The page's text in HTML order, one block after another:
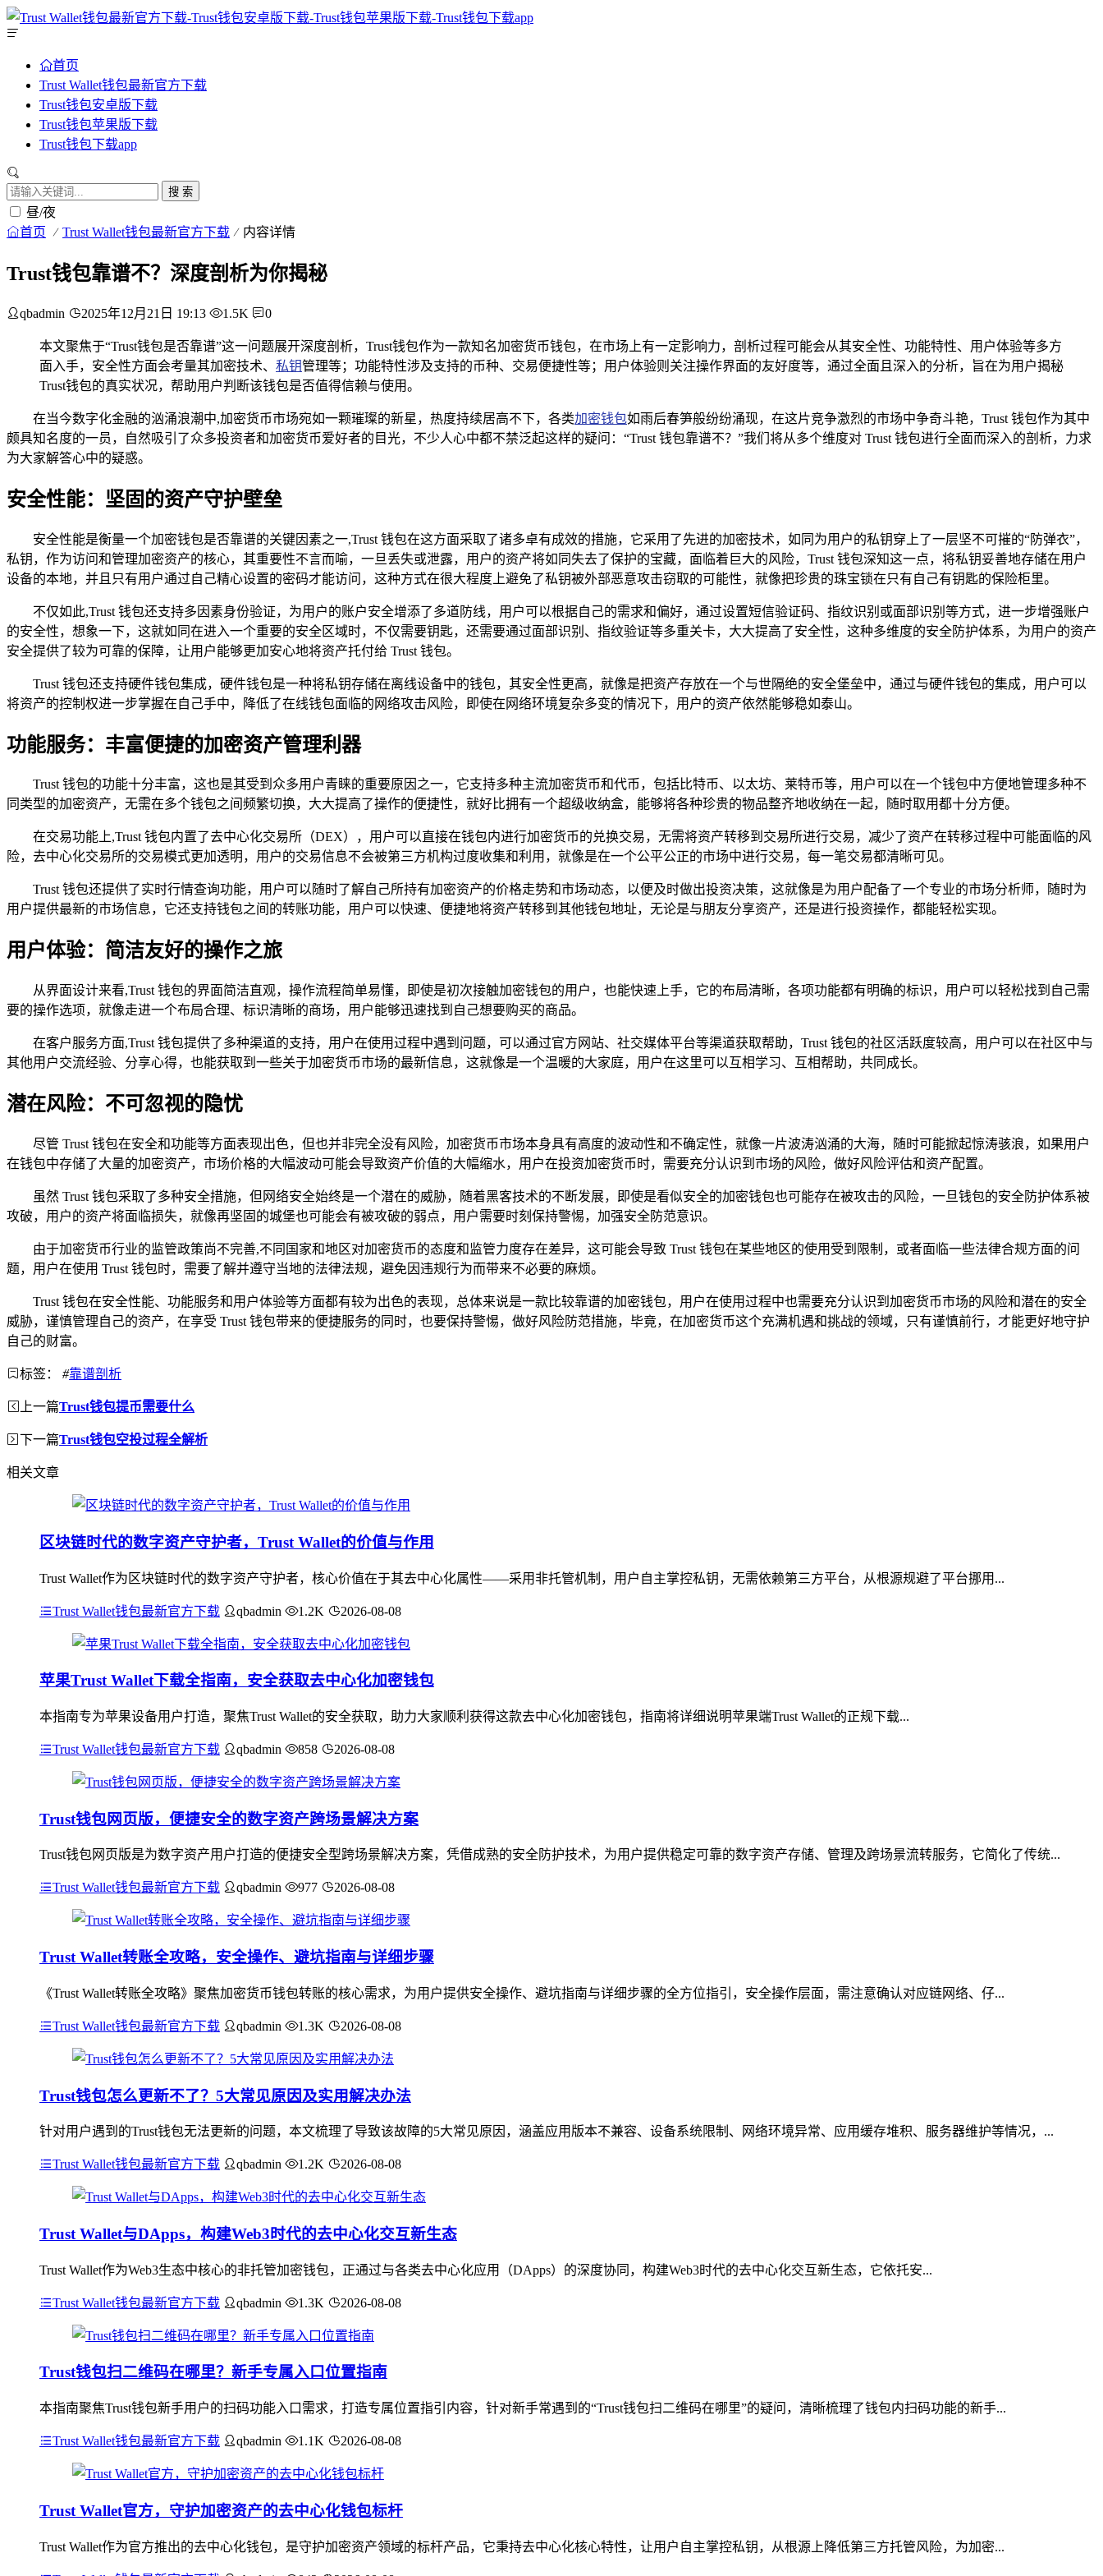
首页
Trust Wallet钱包最新官方下载
Trust钱包安卓版下载
Trust钱包苹果版下载
Trust钱包下载app
搜 索
昼/夜
首页 Trust Wallet钱包最新官方下载 内容详情
Trust钱包靠谱不？深度剖析为你揭秘
qbadmin 2025年12月21日 19:13 1.5K 0
本文聚焦于“Trust钱包是否靠谱”这一问题展开深度剖析，Trust钱包作为一款知名加密货币钱包，在市场上有一定影响力，剖析过程可能会从其安全性、功能特性、用户体验等多方
面入手，安全性方面会考量其加密技术、 私钥管理等；功能特性涉及支持的币种、交易便捷性等；用户体验则关注操作界面的友好度等，通过全面且深入的分析，旨在为用户揭秘
Trust钱包的真实状况，帮助用户判断该钱包是否值得信赖与使用。
在当今数字化金融的汹涌浪潮中,加密货币市场宛如一颗璀璨的新星，热度持续居高不下，各类加密钱包如雨后春笋般纷纷涌现，在这片竞争激烈的市场中争奇斗艳，Trust 钱包作为其中
颇具知名度的一员，自然吸引了众多投资者和加密货币爱好者的目光，不少人心中都不禁泛起这样的疑问：“Trust 钱包靠谱不？”我们将从多个维度对 Trust 钱包进行全面而深入的剖析，力求
为大家解答心中的疑惑。
安全性能：坚固的资产守护壁垒
安全性能是衡量一个加密钱包是否靠谱的关键因素之一,Trust 钱包在这方面采取了诸多卓有成效的措施，它采用了先进的加密技术，如同为用户的私钥穿上了一层坚不可摧的“防弹衣”，
私钥，作为访问和管理加密资产的核心，其重要性不言而喻，一旦丢失或泄露，用户的资产将如同失去了保护的宝藏，面临着巨大的风险，Trust 钱包深知这一点，将私钥妥善地存储在用户
设备的本地，并且只有用户通过自己精心设置的密码才能访问，这种方式在很大程度上避免了私钥被外部恶意攻击窃取的可能性，就像把珍贵的珠宝锁在只有自己有钥匙的保险柜里。
不仅如此,Trust 钱包还支持多因素身份验证，为用户的账户安全增添了多道防线，用户可以根据自己的需求和偏好，通过设置短信验证码、指纹识别或面部识别等方式，进一步增强账户
的安全性，想象一下，这就如同在进入一个重要的安全区域时，不仅需要钥匙，还需要通过面部识别、指纹验证等多重关卡，大大提高了安全性，这种多维度的安全防护体系，为用户的资产
安全提供了较为可靠的保障，让用户能够更加安心地将资产托付给 Trust 钱包。
Trust 钱包还支持硬件钱包集成，硬件钱包是一种将私钥存储在离线设备中的钱包，其安全性更高，就像是把资产存放在一个与世隔绝的安全堡垒中，通过与硬件钱包的集成，用户可以
将资产的控制权进一步掌握在自己手中，降低了在线钱包面临的网络攻击风险，即使在网络环境复杂多变的情况下，用户的资产依然能够稳如泰山。
功能服务：丰富便捷的加密资产管理利器
Trust 钱包的功能十分丰富，这也是其受到众多用户青睐的重要原因之一，它支持多种主流加密货币和代币，包括比特币、以太坊、莱特币等，用户可以在一个钱包中方便地管理多种不
同类型的加密资产，无需在多个钱包之间频繁切换，大大提高了操作的便捷性，就好比拥有一个超级收纳盒，能够将各种珍贵的物品整齐地收纳在一起，随时取用都十分方便。
在交易功能上,Trust 钱包内置了去中心化交易所（DEX），用户可以直接在钱包内进行加密货币的兑换交易，无需将资产转移到交易所进行交易，减少了资产在转移过程中可能面临的风
险，去中心化交易所的交易模式更加透明，用户的交易信息不会被第三方机构过度收集和利用，就像是在一个公平公正的市场中进行交易，每一笔交易都清晰可见。
Trust 钱包还提供了实时行情查询功能，用户可以随时了解自己所持有加密资产的价格走势和市场动态，以便及时做出投资决策，这就像是为用户配备了一个专业的市场分析师，随时为
用户提供最新的市场信息，它还支持钱包之间的转账功能，用户可以快速、便捷地将资产转移到其他钱包地址，无论是与朋友分享资产，还是进行投资操作，都能轻松实现。
用户体验：简洁友好的操作之旅
从界面设计来看,Trust 钱包的界面简洁直观，操作流程简单易懂，即使是初次接触加密钱包的用户，也能快速上手，它的布局清晰，各项功能都有明确的标识，用户可以轻松找到自己需
要的操作选项，就像走进一个布局合理、标识清晰的商场，用户能够迅速找到自己想要购买的商品。
在客户服务方面,Trust 钱包提供了多种渠道的支持，用户在使用过程中遇到问题，可以通过官方网站、社交媒体平台等渠道获取帮助，Trust 钱包的社区活跃度较高，用户可以在社区中与
其他用户交流经验、分享心得，也能获取到一些关于加密货币市场的最新信息，这就像是一个温暖的大家庭，用户在这里可以互相学习、互相帮助，共同成长。
潜在风险：不可忽视的隐忧
尽管 Trust 钱包在安全和功能等方面表现出色，但也并非完全没有风险，加密货币市场本身具有高度的波动性和不确定性，就像一片波涛汹涌的大海，随时可能掀起惊涛骇浪，如果用户
在钱包中存储了大量的加密资产，市场价格的大幅波动可能会导致资产价值的大幅缩水，用户在投资加密货币时，需要充分认识到市场的风险，做好风险评估和资产配置。
虽然 Trust 钱包采取了多种安全措施，但网络安全始终是一个潜在的威胁，随着黑客技术的不断发展，即使是看似安全的加密钱包也可能存在被攻击的风险，一旦钱包的安全防护体系被
攻破，用户的资产将面临损失，就像再坚固的城堡也可能会有被攻破的弱点，用户需要时刻保持警惕，加强安全防范意识。
由于加密货币行业的监管政策尚不完善,不同国家和地区对加密货币的态度和监管力度存在差异，这可能会导致 Trust 钱包在某些地区的使用受到限制，或者面临一些法律合规方面的问
题，用户在使用 Trust 钱包时，需要了解并遵守当地的法律法规，避免因违规行为而带来不必要的麻烦。
Trust 钱包在安全性能、功能服务和用户体验等方面都有较为出色的表现，总体来说是一款比较靠谱的加密钱包，用户在使用过程中也需要充分认识到加密货币市场的风险和潜在的安全
威胁，谨慎管理自己的资产，在享受 Trust 钱包带来的便捷服务的同时，也要保持警惕，做好风险防范措施，毕竟，在加密货币这个充满机遇和挑战的领域，只有谨慎前行，才能更好地守护
自己的财富。
标签： #靠谱剖析
上一篇Trust钱包提币需要什么
下一篇Trust钱包空投过程全解析
相关文章
区块链时代的数字资产守护者，Trust Wallet的价值与作用
Trust Wallet作为区块链时代的数字资产守护者，核心价值在于其去中心化属性——采用非托管机制，用户自主掌控私钥，无需依赖第三方平台，从根源规避了平台挪用...
Trust Wallet钱包最新官方下载 qbadmin 1.2K 2026-08-08
苹果Trust Wallet下载全指南，安全获取去中心化加密钱包
本指南专为苹果设备用户打造，聚焦Trust Wallet的安全获取，助力大家顺利获得这款去中心化加密钱包，指南将详细说明苹果端Trust Wallet的正规下载...
Trust Wallet钱包最新官方下载 qbadmin 858 2026-08-08
Trust钱包网页版，便捷安全的数字资产跨场景解决方案
Trust钱包网页版是为数字资产用户打造的便捷安全型跨场景解决方案，凭借成熟的安全防护技术，为用户提供稳定可靠的数字资产存储、管理及跨场景流转服务，它简化了传统...
Trust Wallet钱包最新官方下载 qbadmin 977 2026-08-08
Trust Wallet转账全攻略，安全操作、避坑指南与详细步骤
《Trust Wallet转账全攻略》聚焦加密货币钱包转账的核心需求，为用户提供安全操作、避坑指南与详细步骤的全方位指引，安全操作层面，需注意确认对应链网络、仔...
Trust Wallet钱包最新官方下载 qbadmin 1.3K 2026-08-08
Trust钱包怎么更新不了？5大常见原因及实用解决办法
针对用户遇到的Trust钱包无法更新的问题，本文梳理了导致该故障的5大常见原因，涵盖应用版本不兼容、设备系统限制、网络环境异常、应用缓存堆积、服务器维护等情况，...
Trust Wallet钱包最新官方下载 qbadmin 1.2K 2026-08-08
Trust Wallet与DApps，构建Web3时代的去中心化交互新生态
Trust Wallet作为Web3生态中核心的非托管加密钱包，正通过与各类去中心化应用（DApps）的深度协同，构建Web3时代的去中心化交互新生态，它依托安...
Trust Wallet钱包最新官方下载 qbadmin 1.3K 2026-08-08
Trust钱包扫二维码在哪里？新手专属入口位置指南
本指南聚焦Trust钱包新手用户的扫码功能入口需求，打造专属位置指引内容，针对新手常遇到的“Trust钱包扫二维码在哪里”的疑问，清晰梳理了钱包内扫码功能的新手...
Trust Wallet钱包最新官方下载 qbadmin 1.1K 2026-08-08
Trust Wallet官方，守护加密资产的去中心化钱包标杆
Trust Wallet作为官方推出的去中心化钱包，是守护加密资产领域的标杆产品，它秉持去中心化核心特性，让用户自主掌控私钥，从根源上降低第三方托管风险，为加密...